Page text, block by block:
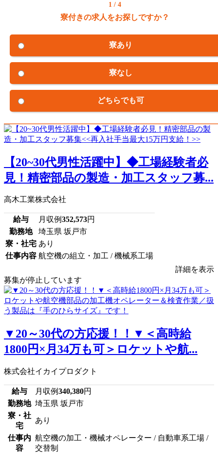
1 / 4
寮付きの求人をお探しですか？
寮あり
寮なし
どちらでも可
【20~30代男性活躍中】◆工場経験者必
見！精密部品の製造・加工スタッフ募...
高木工業株式会社
給与 月収例352,573円
勤務地
埼玉県 坂戸市
寮・社宅 あり
仕事内容 航空機の組立・加工 / 機械系工場
詳細を表示
募集が停止しています
▼20～30代の方応援！！▼＜高時給
1800円×月34万も可＞ロケットや航...
株式会社イカイプロダクト
給与 月収例340,380円
勤務地 埼玉県 坂戸市
寮・社
宅
あり
仕事内
容
航空機の加工・機械オペレーター / 自動車系工場 /
交替制